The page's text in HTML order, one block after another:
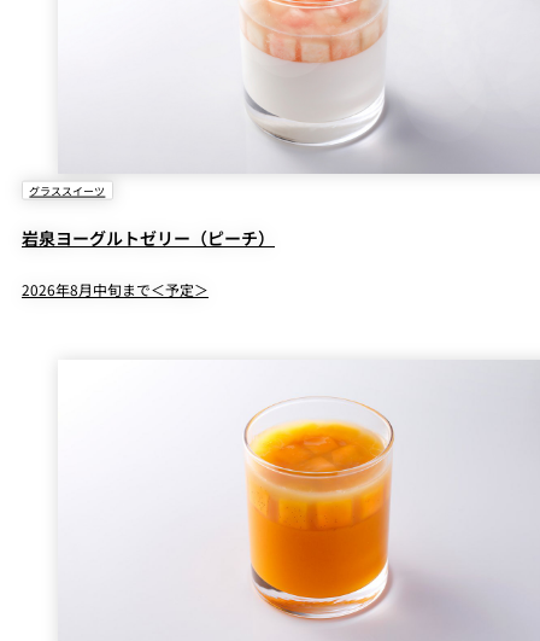
グラススイーツ
岩泉ヨーグルトゼリー（ピーチ）
2026年8月中旬まで＜予定＞